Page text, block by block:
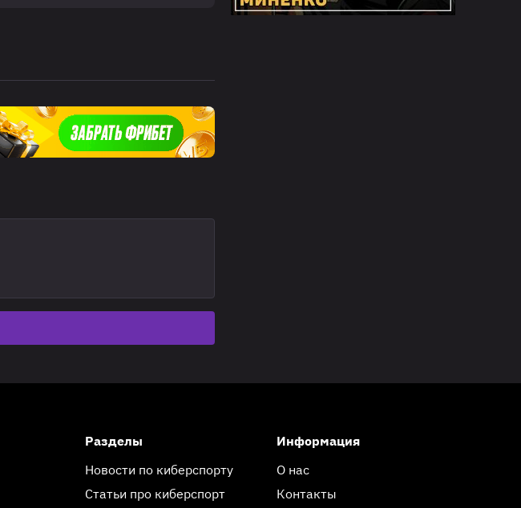
Разделы
Новости по киберспорту
Статьи про киберспорт
Информация
О нас
Контакты